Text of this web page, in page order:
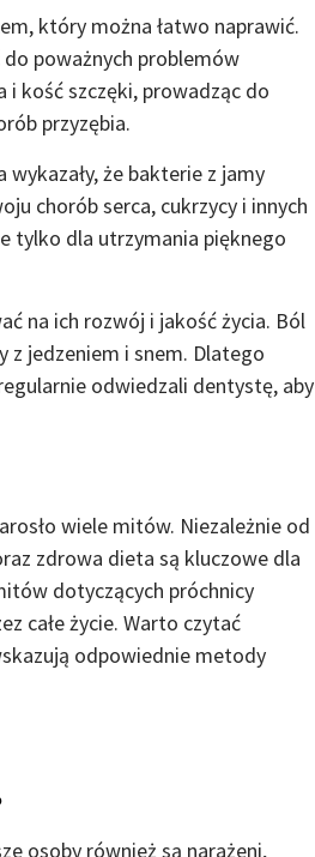
który można łatwo naprawić.
poważnych problemów
i kość szczęki, prowadząc do
przyzębia.
że bakterie z jamy
chorób serca, cukrzycy i innych
tylko dla utrzymania pięknego
na ich rozwój i jakość życia. Ból
z jedzeniem i snem. Dlatego
odwiedzali dentystę, aby
wiele mitów. Niezależnie od
zdrowa dieta są kluczowe dla
dotyczących próchnicy
całe życie. Warto czytać
odpowiednie metody
osoby również są narażeni,